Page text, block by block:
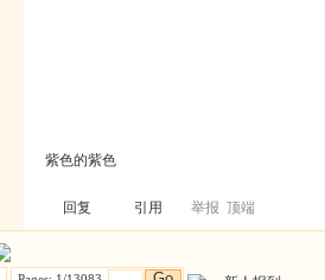
紫色的紫色
回复 引用 举报 顶端